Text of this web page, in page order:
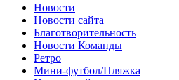
Новости
Новости сайта
Благотворительность
Новости Команды
Ретро
Мини-футбол/Пляжка